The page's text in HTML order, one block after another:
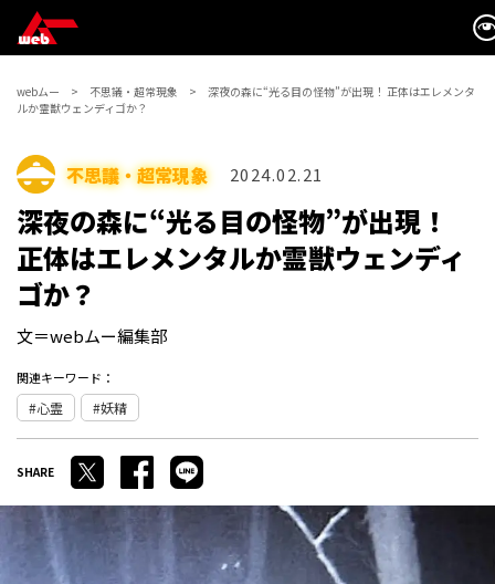
webムー 不思議・超常現象
深夜の森に“光る目の怪物”が出現！ 正体はエレメンタ
ルか霊獣ウェンディゴか？
不思議・超常現象 2024.02.21
深夜の森に“光る目の怪物”が出現！
正体はエレメンタルか霊獣ウェンディ
ゴか？
文＝webムー編集部
関連キーワード：
心霊 妖精